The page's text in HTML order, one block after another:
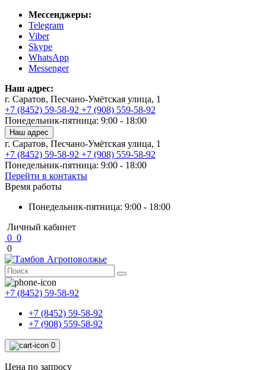
Мессенджеры:
Telegram
Viber
Skype
WhatsApp
Messenger
Наш адрес:
г. Саратов, Песчано-Умётская улица, 1
+7 (8452) 59-58-92 +7 (908) 559-58-92
Понедельник-пятница: 9:00 - 18:00
Наш адрес
г. Саратов, Песчано-Умётская улица, 1
+7 (8452) 59-58-92 +7 (908) 559-58-92
Понедельник-пятница: 9:00 - 18:00
Перейти в контакты
Время работы
Понедельник-пятница: 9:00 - 18:00
Личный кабинет
0 0
0
+7 (8452) 59-58-92
+7 (8452) 59-58-92
+7 (908) 559-58-92
0
Цена по запросу